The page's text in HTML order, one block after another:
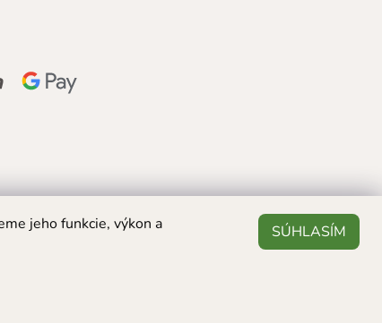
jeho funkcie, výkon a
SÚHLASÍM